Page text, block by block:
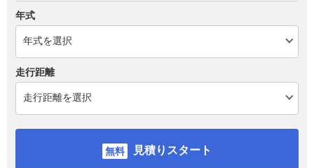
年式
走行距離
見積りスタート